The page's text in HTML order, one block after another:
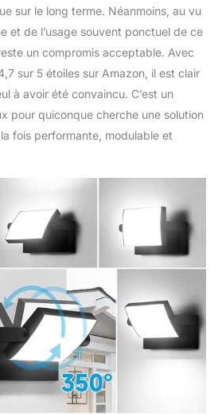
sur le long terme. Néanmoins, au vu
et de l’usage souvent ponctuel de ce
un compromis acceptable. Avec
sur 5 étoiles sur Amazon, il est clair
à avoir été convaincu. C’est un
pour quiconque cherche une solution
fois performante, modulable et